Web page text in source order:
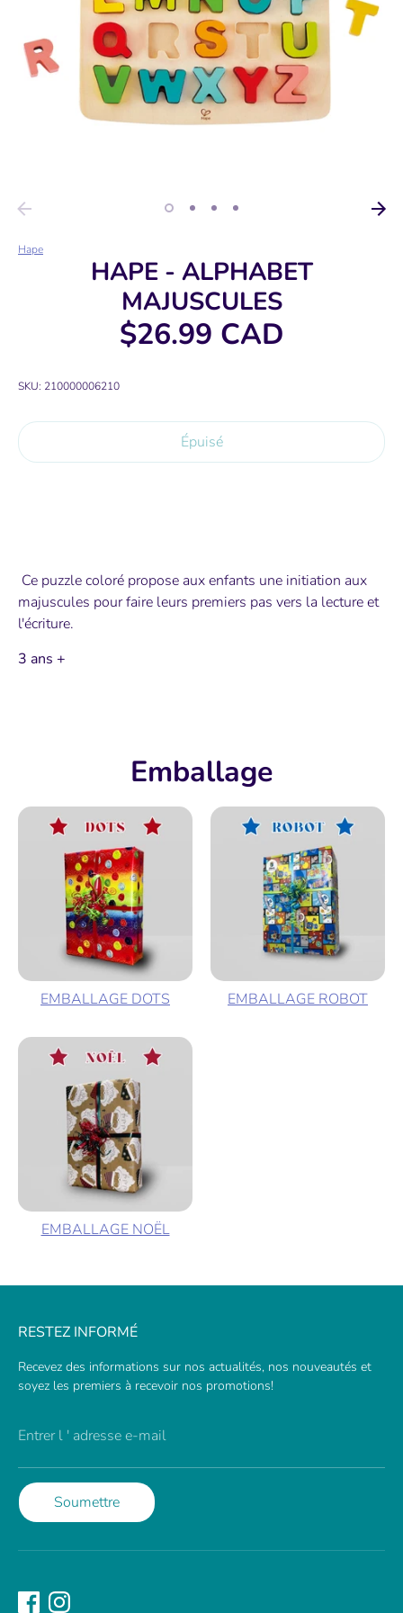
Hape
HAPE - ALPHABET
MAJUSCULES
$26.99 CAD
SKU: 210000006210
Épuisé
Ce puzzle coloré propose aux enfants une initiation aux
majuscules pour faire leurs premiers pas vers la lecture et
l'écriture.
3 ans +
Emballage
EMBALLAGE DOTS EMBALLAGE ROBOT
EMBALLAGE NOËL
RESTEZ INFORMÉ
Recevez des informations sur nos actualités, nos nouveautés et
soyez les premiers à recevoir nos promotions!
Entrer l ' adresse e-mail
Soumettre